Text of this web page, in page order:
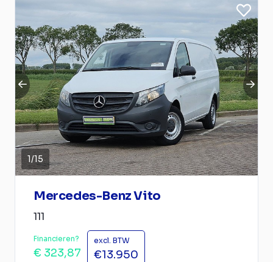
1/15
Mercedes-Benz Vito
111
Financieren?
€ 323,87
excl. BTW
€13.950